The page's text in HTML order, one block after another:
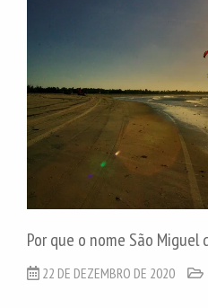
Por que o nome São Miguel
22 DE DEZEMBRO DE 2020